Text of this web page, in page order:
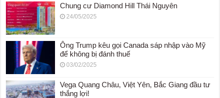
Chung cư Diamond Hill Thái Nguyên
24/05/2025
Ông Trump kêu gọi Canada sáp nhập vào Mỹ
để không bị đánh thuế
03/02/2025
Vega Quang Châu, Việt Yên, Bắc Giang đầu tư
thắng lợi!